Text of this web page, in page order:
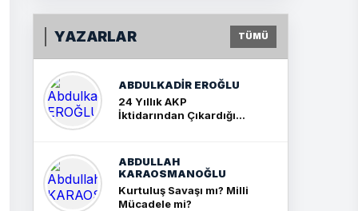
YAZARLAR TÜMÜ
ABDULKADIR EROĞLU
24 Yıllık AKP
İktidarından Çıkardığım
ABDULLAH
KARAOSMANOĞLU
Kurtuluş Savaşı mı? Milli
Mücadele mi?